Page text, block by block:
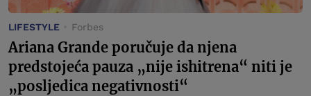
LIFESTYLE Forbes
Ariana Grande poručuje da njena
predstojeća pauza „nije ishitrena“ niti je
„posljedica negativnosti“